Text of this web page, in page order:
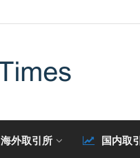
海外取引所 国内取